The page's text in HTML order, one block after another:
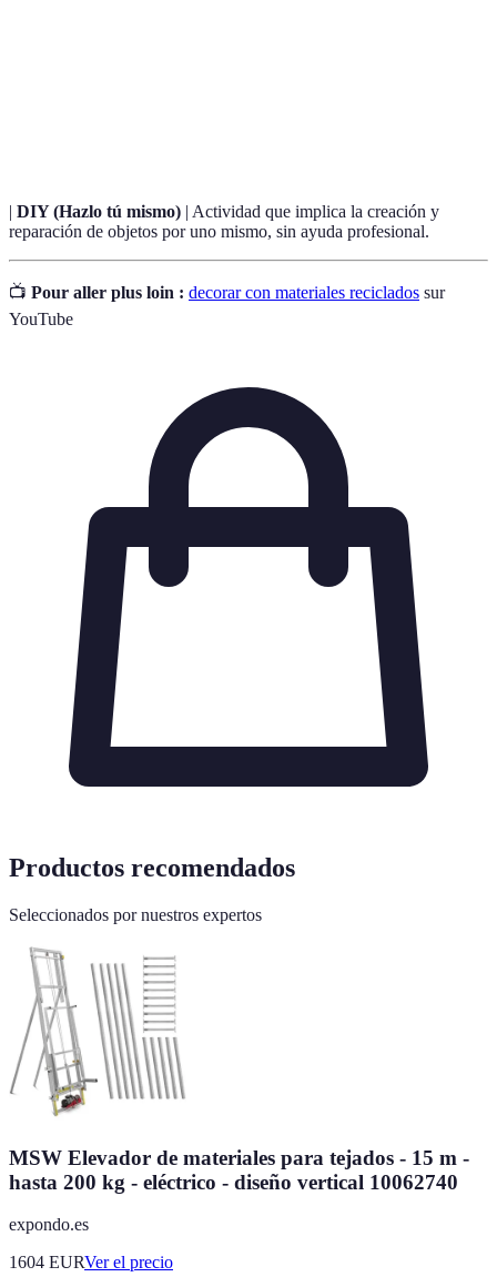
| DIY (Hazlo tú mismo) | Actividad que implica la creación y
reparación de objetos por uno mismo, sin ayuda profesional.
📺 Pour aller plus loin : decorar con materiales reciclados sur
YouTube
Productos recomendados
Seleccionados por nuestros expertos
MSW Elevador de materiales para tejados - 15 m -
hasta 200 kg - eléctrico - diseño vertical 10062740
expondo.es
1604 EURVer el precio